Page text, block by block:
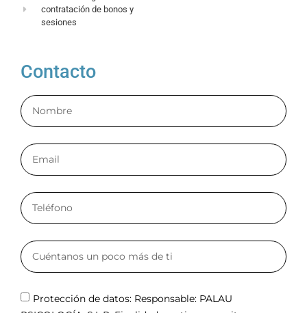
contratación de bonos y
sesiones
Contacto
Protección de datos: Responsable: PALAU